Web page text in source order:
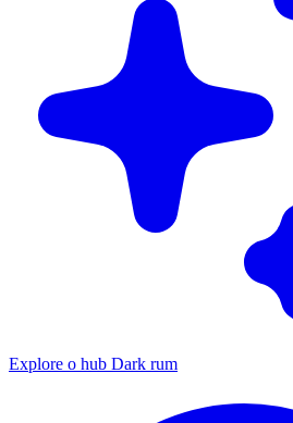
Explore o hub Dark rum